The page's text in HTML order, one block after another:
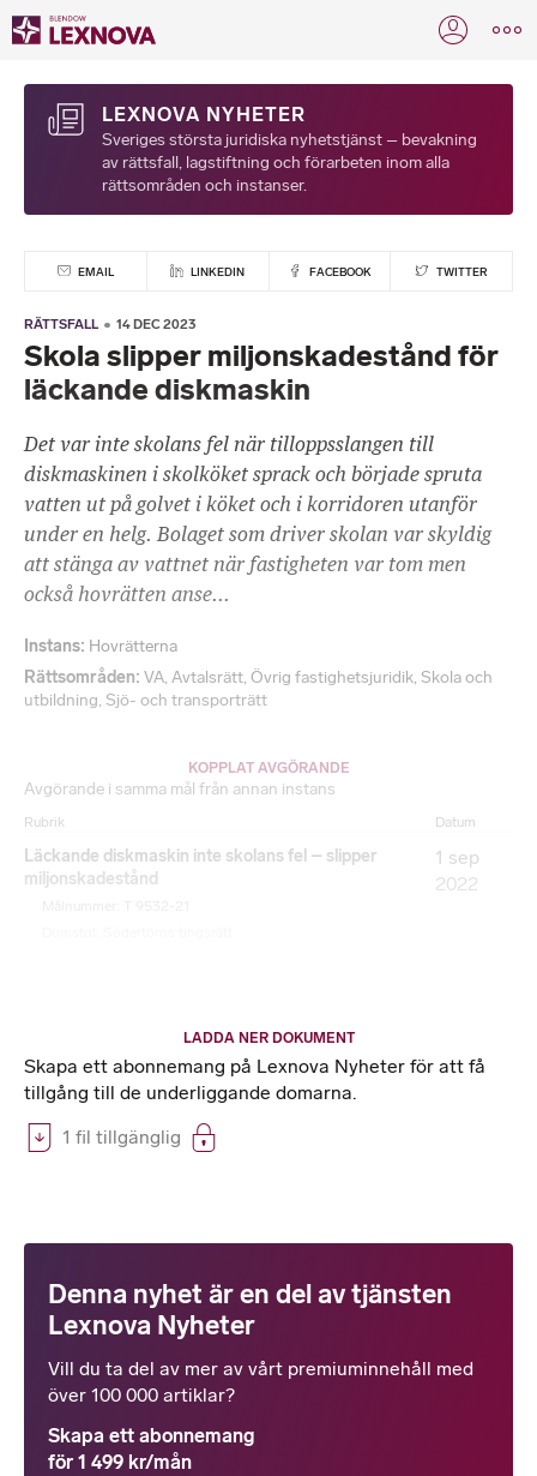
LEXNOVA NYHETER
Sveriges största juridiska nyhetstjänst – bevakning
av rättsfall, lagstiftning och förarbeten inom alla
rättsområden och instanser.
EMAIL LINKEDIN FACEBOOK TWITTER
RÄTTSFALL 14 DEC 2023
Skola slipper miljonskadestånd för
läckande diskmaskin
Det var inte skolans fel när tilloppsslangen till
diskmaskinen i skolköket sprack och började spruta
vatten ut på golvet i köket och i korridoren utanför
under en helg. Bolaget som driver skolan var skyldig
att stänga av vattnet när fastigheten var tom men
också hovrätten anse...
Instans Hovrätterna
Rättsområden VA,Avtalsrätt,Övrig fastighetsjuridik,Skola och
utbildning, Sjö- och transporträtt
KOPPLAT AVGÖRANDE
Avgörande i samma mål från annan instans
Rubrik Datum
Läckande diskmaskin inte skolans fel – slipper
miljonskadestånd
1 sep
2022
LADDA NER DOKUMENT
Skapa ett abonnemang på Lexnova Nyheter för att få
tillgång till de underliggande domarna.
1 fil tillgänglig
Denna nyhet är en del av tjänsten
Lexnova Nyheter
Vill du ta del av mer av vårt premiuminnehåll med
över 100 000 artiklar?
Skapa ett abonnemang
för 1 499 kr/mån